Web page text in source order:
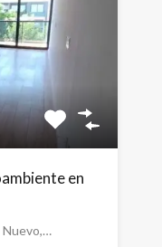
en
Nuevo,…